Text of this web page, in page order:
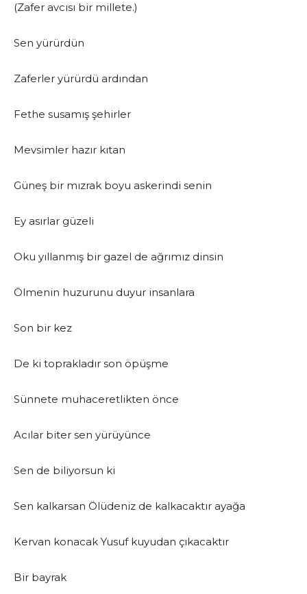
(Zafer avcısı bir millete.)
Sen yürürdün
Zaferler yürürdü ardından
Fethe susamış şehirler
Mevsimler hazır kıtan
Güneş bir mızrak boyu askerindi senin
Ey asırlar güzeli
Oku yıllanmış bir gazel de ağrımız dinsin
Ölmenin huzurunu duyur insanlara
Son bir kez
De ki toprakladır son öpüşme
Sünnete muhaceretlikten önce
Acılar biter sen yürüyünce
Sen de biliyorsun ki
Sen kalkarsan Ölüdeniz de kalkacaktır ayağa
Kervan konacak Yusuf kuyudan çıkacaktır
Bir bayrak